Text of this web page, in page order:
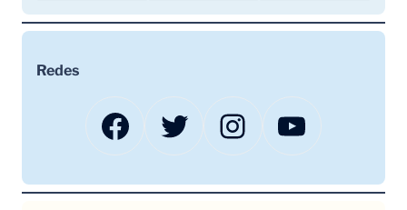
Redes
Facebook Twitter Instagram YouTube